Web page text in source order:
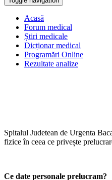
Acasă
Forum medical
Știri medicale
Dicționar medical
Programări Online
Rezultate analize
Spitalul Judetean de Urgenta
fizice în ceea ce privește
Ce date personale prelucram?